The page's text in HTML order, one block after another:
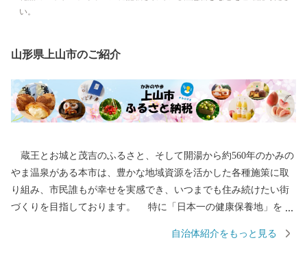
い。
山形県上山市のご紹介
蔵王とお城と茂吉のふるさと、そして開湯から約560年のかみの
やま温泉がある本市は、豊かな地域資源を活かした各種施策に取
り組み、市民誰もが幸せを実感でき、いつまでも住み続けたい街
づくりを目指しております。 特に「日本一の健康保養地」を目
健康保養地）として、市民の健康増進と交流人口の拡大を目的
自治体紹介をもっと見る